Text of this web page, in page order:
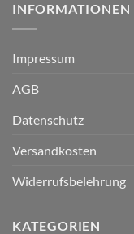
INFORMATIONEN
Impressum
AGB
Datenschutz
Versandkosten
Widerrufsbelehrung
KATEGORIEN